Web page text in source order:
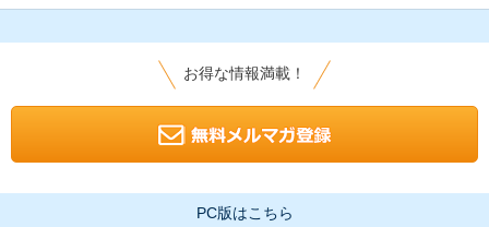
お得な情報満載！
PC版はこちら